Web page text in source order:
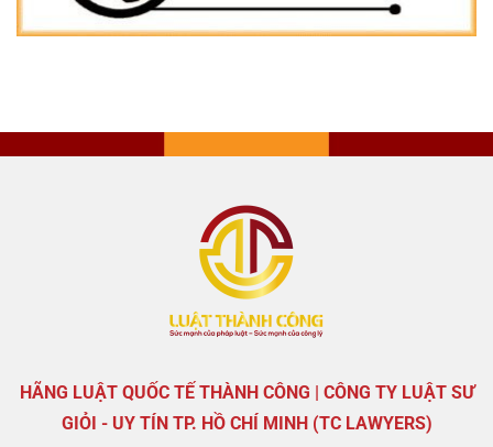
HÃNG LUẬT QUỐC TẾ THÀNH CÔNG | CÔNG TY LUẬT SƯ
GIỎI - UY TÍN TP. HỒ CHÍ MINH (TC LAWYERS)